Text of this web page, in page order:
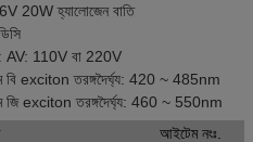
6V 20W হ্যালোজেন বাতি
AV: 110V বা 220V
বি exciton তরঙ্গদৈর্ঘ্য: 420 ~ 485nm
জি exciton তরঙ্গদৈর্ঘ্য: 460 ~ 550nm
আইটেম নংঃ.